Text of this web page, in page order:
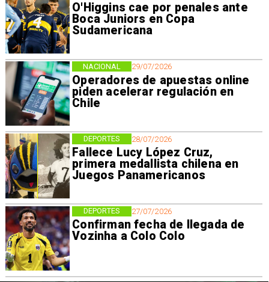
O'Higgins cae por penales ante
Boca Juniors en Copa
Sudamericana
29/07/2026
Operadores de apuestas online
piden acelerar regulación en
Chile
NACIONAL
28/07/2026
Fallece Lucy López Cruz,
primera medallista chilena en
Juegos Panamericanos
DEPORTES
27/07/2026
Confirman fecha de llegada de
Vozinha a Colo Colo
DEPORTES